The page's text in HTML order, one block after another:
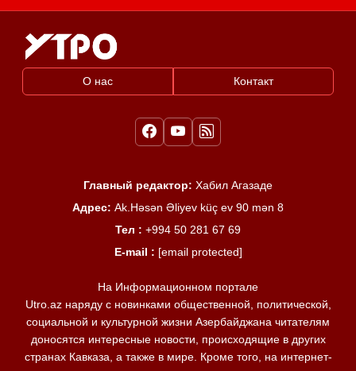
О нас Контакт
Главный редактор: Хабил Агазаде
Адрес: Ak.Həsən Əliyev küç ev 90 mən 8
Тел : +994 50 281 67 69
E-mail : [email protected]
На Информационном портале
Utro.az наряду с новинками общественной, политической,
социальной и культурной жизни Азербайджана читателям
доносятся интересные новости, происходящие в других
странах Кавказа, а также в мире. Кроме того, на интернет-